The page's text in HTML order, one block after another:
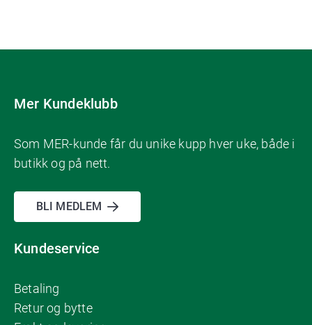
Mer Kundeklubb
Som MER-kunde får du unike kupp hver uke, både i
butikk og på nett.
BLI MEDLEM
Kundeservice
Betaling
Retur og bytte